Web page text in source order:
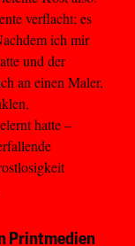
verflacht; es
ich mir
und der
an einen Maler,
hatte –
Printmedien